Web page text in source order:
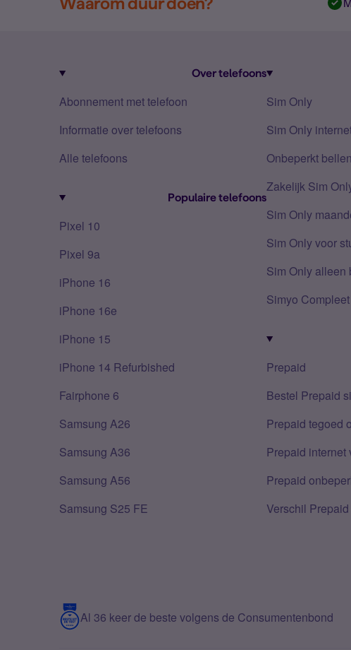
Over telefoons
Abonnement met telefoon
Informatie over telefoons
Alle telefoons
Populaire telefoons
Pixel 10
Pixel 9a
iPhone 16
iPhone 16e
iPhone 15
iPhone 14 Refurbished
Fairphone 6
Samsung A26
Samsung A36
Samsung A56
Samsung S25 FE
Sim Only
Sim Only
Onbeperkt bellen
Zakelijk Sim
Sim Only
Sim Only voor
Sim Only alleen
Simyo Compleet
Prepaid
Bestel Prepaid
Prepaid tegoed
Prepaid internet
Prepaid
Verschil
Al 36 keer de beste volgens de Consumentenbond